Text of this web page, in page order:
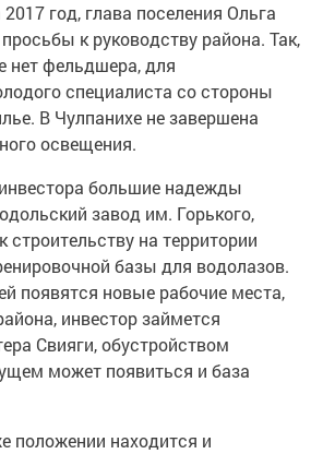
год, глава поселения Ольга
к руководству района. Так,
нет фельдшера, для
специалиста со стороны
В Чулпанихе не завершена
освещения.
большие надежды
завод им. Горького,
строительству на территории
базы для водолазов.
появятся новые рабочие места,
инвестор займется
Свияги, обустройством
может появиться и база
положении находится и